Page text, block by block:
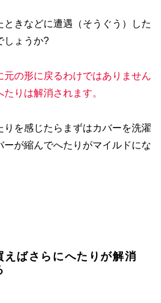
きなどに遭遇（そうぐう）した
しょうか?
元の形に戻るわけではありません
りは解消されます。
りを感じたらまずはカバーを洗濯
ーが縮んでへたりがマイルドにな
えばさらにへたりが解消